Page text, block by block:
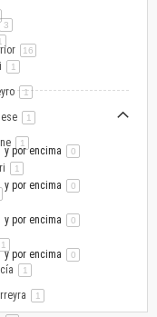
1
1artículo
1
1
1
artículo
1
1
1
3artículo
16
y por encima 0
y por encima 0
y por encima 0
y por encima 0